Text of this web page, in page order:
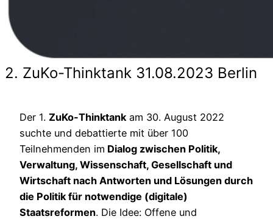
2. ZuKo-Thinktank 31.08.2023 Berlin
Der 1. ZuKo-Thinktank am 30. August 2022
suchte und debattierte mit über 100
Teilnehmenden im Dialog zwischen Politik,
Verwaltung, Wissenschaft, Gesellschaft und
Wirtschaft nach Antworten und Lösungen durch
die Politik für notwendige (digitale)
Staatsreformen. Die Idee: Offene und